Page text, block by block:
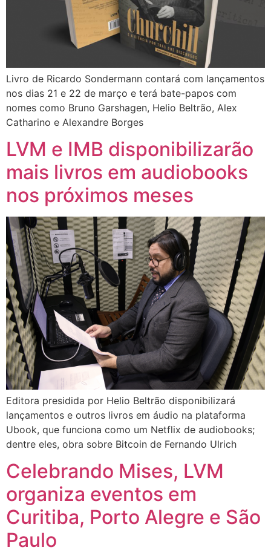
Livro de Ricardo Sondermann contará com lançamentos
nos dias 21 e 22 de março e terá bate-papos com
nomes como Bruno Garshagen, Helio Beltrão, Alex
Catharino e Alexandre Borges
LVM e IMB disponibilizarão
mais livros em audiobooks
nos próximos meses
Editora presidida por Helio Beltrão disponibilizará
lançamentos e outros livros em áudio na plataforma
Ubook, que funciona como um Netflix de audiobooks;
dentre eles, obra sobre Bitcoin de Fernando Ulrich
Celebrando Mises, LVM
organiza eventos em
Curitiba, Porto Alegre e São
Paulo